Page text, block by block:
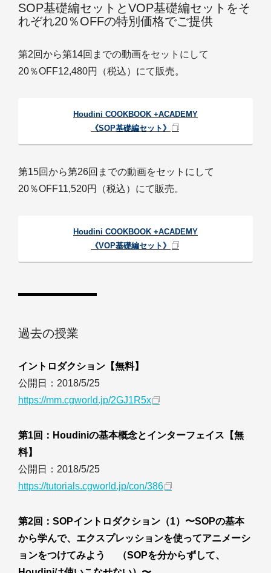
SOP基礎編セットとVOP基礎編セットをそ
れぞれ20％OFFの特別価格でご提供
第2回から第14回までの動画をセットにして
20％OFF12,480円（税込）にて販売。
Houdini COOKBOOK +ACADEMY
《SOP基礎編セット》
第15回から第26回までの動画をセットにして
20％OFF11,520円（税込）にて販売。
Houdini COOKBOOK +ACADEMY
《VOP基礎編セット》
過去の授業
イントロダクション【無料】
公開日：2018/5/25
https://mm.cgworld.jp/2GJ1R5x
第1回：Houdiniの基本概念とインターフェイス【無
料】
公開日：2018/5/25
https://tutorials.cgworld.jp/con/386
第2回：SOPイントロダクション（1）〜SOPの基本
から学んで、エクスプレッションを使ってアニメーシ
ョンをつけてみよう （SOPを分からずして、